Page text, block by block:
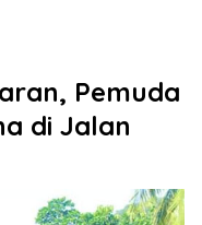
Pemuda
di Jalan